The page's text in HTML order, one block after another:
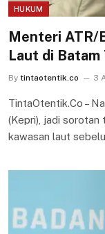
HUKUM
Menteri ATR/
Laut di
By tintaotentik.co 3
TintaOtentik.Co –
(Kepri), jadi sorotan
kawasan laut